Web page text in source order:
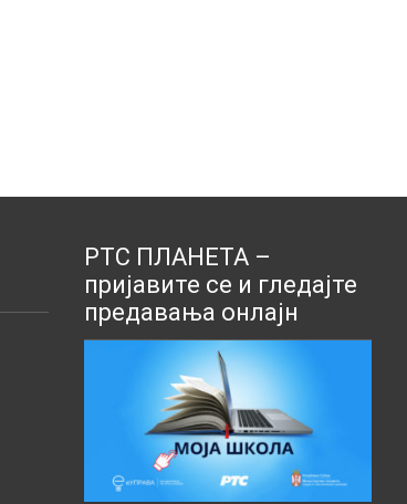
РТС ПЛАНЕТА –
пријавите се и гледајте
предавања онлајн